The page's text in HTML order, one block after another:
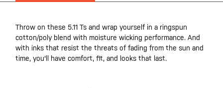
Throw on these 5.11 Ts and wrap yourself in a ringspun
cotton/poly blend with moisture wicking performance. And
with inks that resist the threats of fading from the sun and
time, you'll have comfort, fit, and looks that last.